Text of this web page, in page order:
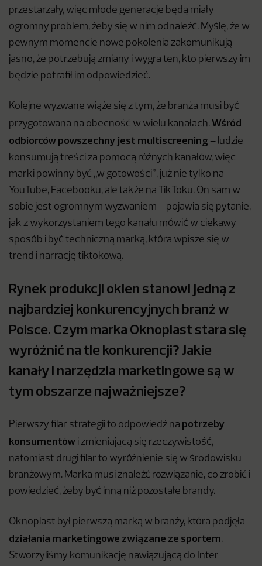
przestarzały, więc młode generacje będą miały
ogromny problem, żeby się w nim odnaleźć. Myślę, że w
pewnym momencie nowe pokolenia zakomunikują
jasno, że potrzebują zmiany i wygra ten, kto pierwszy im
będzie potrafił im odpowiedzieć.
Kolejne wyzwane wiąże się z tym, że branża musi być
przygotowana na obecność w wielu kanałach. Wśród
odbiorców powszechny jest multiscreening – ludzie
konsumują treści za pomocą różnych kanałów, więc
marki powinny być „w gotowości”, już nie tylko na
YouTube, Facebooku, ale także na TikToku. On sam w
sobie jest ogromnym wyzwaniem – pojawia się pytanie,
jak z wykorzystaniem tego kanału mówić w ciekawy
sposób i być techniczną marką, która wpisze się w
trend i narrację tiktokową.
Rynek produkcji okien stanowi jedną z
najbardziej konkurencyjnych branż w
Polsce. Czym marka Oknoplast stara się
wyróżnić na tle konkurencji? Jakie
kanały i narzędzia marketingowe są w
tym obszarze najważniejsze?
Pierwszy filar strategii to odpowiedź na potrzeby
konsumentów i zmieniającą się rzeczywistość,
natomiast drugi filar to wyróżnienie się w środowisku
branżowym. Marka musi znaleźć rozwiązanie, co zrobić i
powiedzieć, żeby być inną niż pozostałe brandy.
Oknoplast był pierwszą marką w branży, która podjęła
działania marketingowe związane ze sportem.
Stworzyliśmy komunikację nawiązującą do Inter